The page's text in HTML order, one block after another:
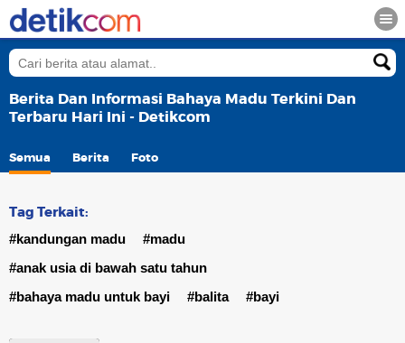
Berita Dan Informasi Bahaya Madu Terkini Dan
Terbaru Hari Ini - Detikcom
Semua Berita Foto
Tag Terkait:
#kandungan madu
#madu
#anak usia di bawah satu tahun
#bahaya madu untuk bayi
#balita #bayi